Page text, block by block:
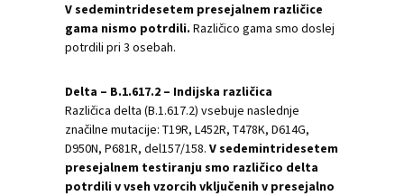
V sedemintridesetem presejalnem različice
gama nismo potrdili. Različico gama smo doslej
potrdili pri 3 osebah.
Delta – B.1.617.2 – Indijska različica
Različica delta (B.1.617.2) vsebuje naslednje
značilne mutacije: T19R, L452R, T478K, D614G,
D950N, P681R, del157/158. V sedemintridesetem
presejalnem testiranju smo različico delta
potrdili v vseh vzorcih vključenih v presejalno